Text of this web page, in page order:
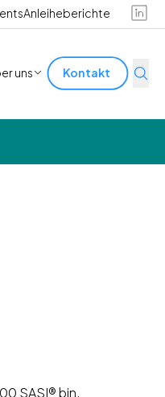
Anleiheberichte
uns Kontakt
SASI® bin.